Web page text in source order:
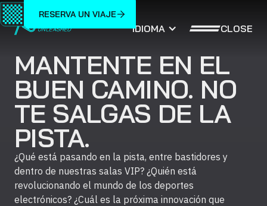
IDIOMA CLOSE
RESERVA UN VIAJE
MANTENTE EN EL
BUEN CAMINO. NO
TE SALGAS DE LA
PISTA.
¿Qué está pasando en la pista, entre bastidores y
dentro de nuestras salas VIP? ¿Quién está
revolucionando el mundo de los deportes
electrónicos? ¿Cuál es la próxima innovación que